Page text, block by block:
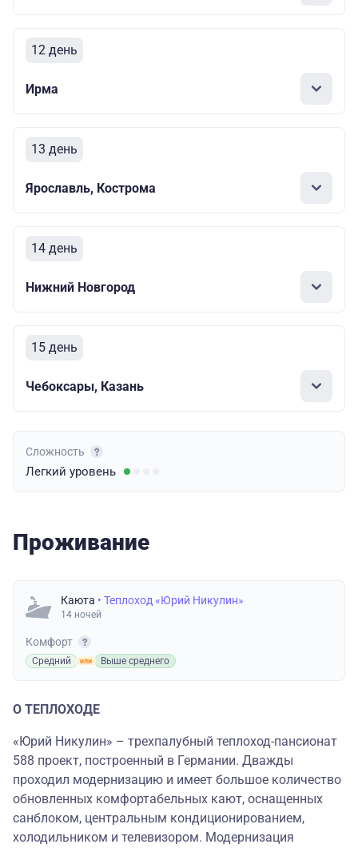
12 день
Ирма
13 день
Ярославль, Кострома
14 день
Нижний Новгород
15 день
Чебоксары, Казань
Сложность
Легкий уровень
Проживание
Каюта • Теплоход «Юрий Никулин»
14 ночей
Комфорт
Средний Выше среднего
О ТЕПЛОХОДЕ
«Юрий Никулин» – трехпалубный теплоход-пансионат
588 проект, построенный в Германии. Дважды
проходил модернизацию и имеет большое количество
обновленных комфортабельных кают, оснащенных
санблоком, центральным кондиционированием,
холодильником и телевизором. Модернизация